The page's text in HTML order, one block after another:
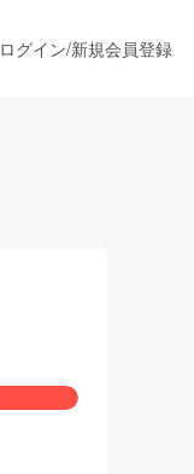
ログイン/新規会員登録